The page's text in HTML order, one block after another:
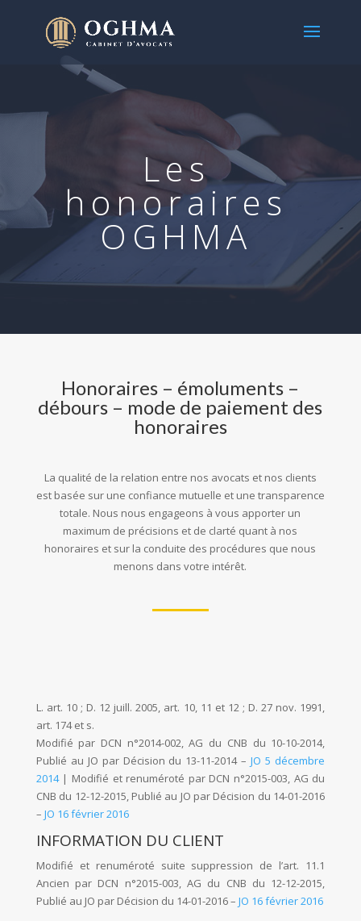
Les
honoraires
OGHMA
Honoraires – émoluments –
débours – mode de paiement des
honoraires
La qualité de la relation entre nos avocats et nos clients
est basée sur une confiance mutuelle et une transparence
totale. Nous nous engageons à vous apporter un
maximum de précisions et de clarté quant à nos
honoraires et sur la conduite des procédures que nous
menons dans votre intérêt.
L. art. 10 ; D. 12 juill. 2005, art. 10, 11 et 12 ; D. 27 nov. 1991,
art. 174 et s.
Modifié par DCN n°2014-002, AG du CNB du 10-10-2014,
Publié au JO par Décision du 13-11-2014 – JO 5 décembre
2014 | Modifié et renuméroté par DCN n°2015-003, AG du
CNB du 12-12-2015, Publié au JO par Décision du 14-01-2016
– JO 16 février 2016
INFORMATION DU CLIENT
Modifié et renuméroté suite suppression de l’art. 11.1
Ancien par DCN n°2015-003, AG du CNB du 12-12-2015,
Publié au JO par Décision du 14-01-2016 – JO 16 février 2016